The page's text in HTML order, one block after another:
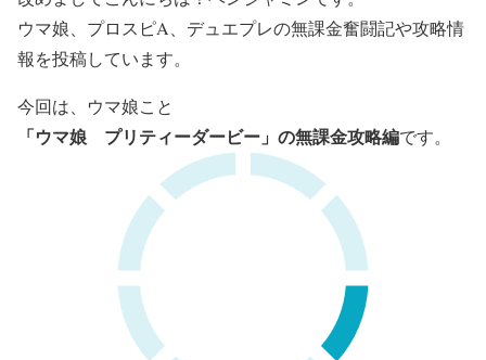
ウマ娘、プロスピA、デュエプレの無課金奮闘記や攻略情
報を投稿しています。
今回は、ウマ娘こと
「ウマ娘 プリティーダービー」の無課金攻略編です。